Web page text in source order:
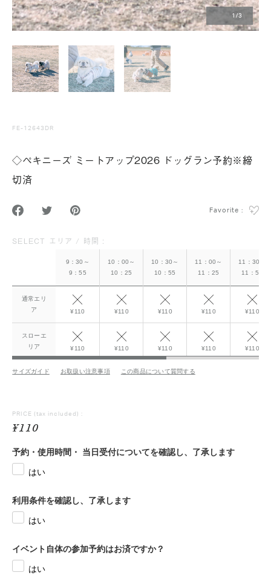
1 /3
FE-12643DR
◇ペキニーズ ミートアップ2026 ドッグラン予約※締
切済
Favorite :
SELECT エリア / 時間 :
9：30～
9：55
10：00～
10：25
10：30～
10：55
11：00～
11：25
11：30～
11：55
通常エリ
ア
¥110 ¥110 ¥110 ¥110 ¥110
スローエ
リア
¥110 ¥110 ¥110 ¥110 ¥110
サイズガイド お取扱い注意事項 この商品について質問する
PRICE (tax included) :
¥110
予約・使用時間・ 当日受付についてを確認し、了承します
はい
利用条件を確認し、了承します
はい
イベント自体の参加予約はお済ですか？
はい